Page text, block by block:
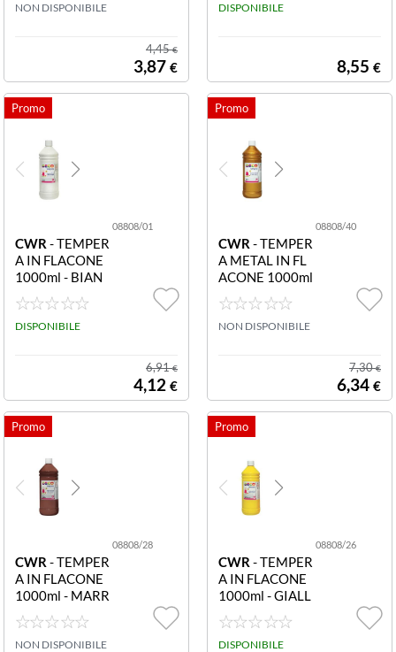
RA PRONTA 20
NON DISPONIBILE
4,45€
3,87 €
A SOLIDA PLAY
DISPONIBILE
8,55 €
08808/01
CWR - TEMPER
A IN FLACONE
1000ml - BIAN
CO 08808/01 T
empera flacone
1000ml bianco
DISPONIBILE
6,91€
4,12 €
08808/40
CWR - TEMPER
A METAL IN FL
ACONE 1000ml
- ORO 08808/4
0 Tempera flaco
ne 1000ml oro
NON DISPONIBILE
7,30€
6,34 €
08808/28
CWR - TEMPER
A IN FLACONE
1000ml - MARR
ONE 08808/28
Tempera flacone
1000ml marron
NON DISPONIBILE
08808/26
CWR - TEMPER
A IN FLACONE
1000ml - GIALL
O 08808/26 Te
mpera flacone 1
000ml giallo
DISPONIBILE